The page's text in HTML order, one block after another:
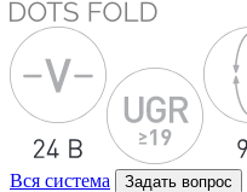
Вся система Задать вопрос